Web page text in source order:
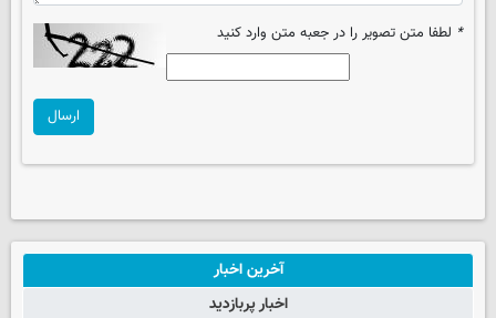
* لطفا متن تصویر را در جعبه متن وارد کنید
ارسال
آخرین اخبار
اخبار پربازدید